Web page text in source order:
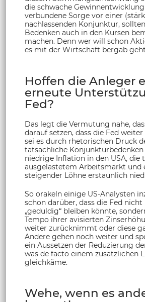
die schwache
verbundene Sorge vor einer
nachlassenden Konjunktur,
Bedenken auch in den Kursen
machen. Denn wer will schon
es mit der Wirtschaft bergab
Hoffen die Anleger
erneute
Fed?
Das legt die Vermutung nahe,
darauf setzen, dass die Fed
sei es durch rhetorischen Druck
tatsächliche
niedrige Inflation in den USA, die
ausgelastetem Arbeitsmarkt und
steigender Löhne erstaunlich
So orakeln einige US-Analysten
schon darüber, dass die Fed
„geduldig“ bleiben könnte,
Tempo ihrer avisierten
weiter zurücknimmt oder diese
Andere gehen noch weiter und
ein Aussetzen der Reduzierung
was de facto einem zusätzlichen
gleichkäme.
Wehe, wenn es